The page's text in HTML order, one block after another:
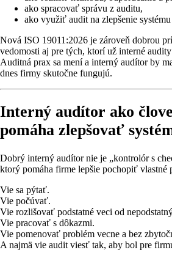
ako spracovať správu z auditu,
ako využiť audit na zlepšenie systému
Nová ISO 19011:2026 je zároveň dobrou
vedomosti aj pre tých, ktorí už interné
Auditná prax sa mení a interný audítor by
dnes firmy skutočne fungujú.
Interný audítor ako
pomáha zlepšovať
Dobrý interný audítor nie je „kontrolór s
ktorý pomáha firme lepšie pochopiť vlastné
Vie sa pýtať.
Vie počúvať.
Vie rozlišovať podstatné veci od
Vie pracovať s dôkazmi.
Vie pomenovať problém vecne a bez
A najmä vie audit viesť tak, aby bol pre